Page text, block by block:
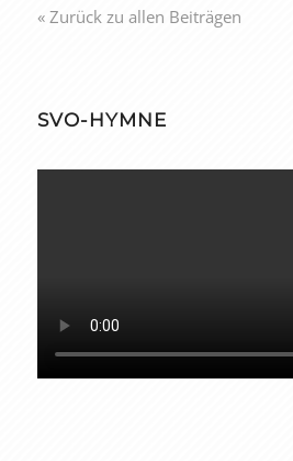
« Zurück zu allen Beiträgen
SVO-HYMNE